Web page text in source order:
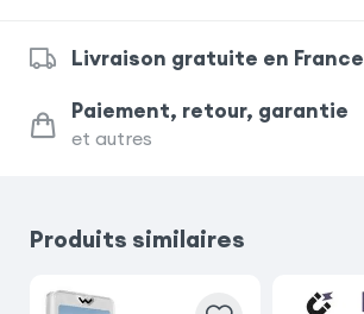
Livraison gratuite en France
Paiement, retour, garantie
et autres
Produits similaires